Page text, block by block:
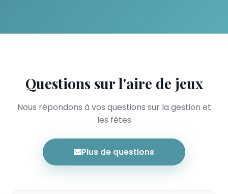
Questions sur l'aire de jeux
Nous répondons à vos questions sur la gestion et
les fêtes
Plus de questions